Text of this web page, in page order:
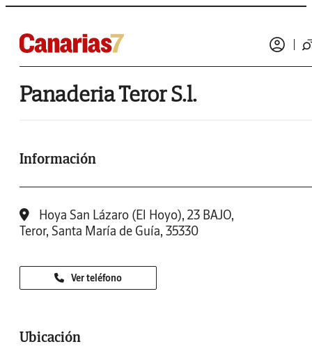
Panaderia Teror S.l.
Información
Hoya San Lázaro (El Hoyo), 23 BAJO,
Teror, Santa María de Guía, 35330
Ver teléfono
Ubicación